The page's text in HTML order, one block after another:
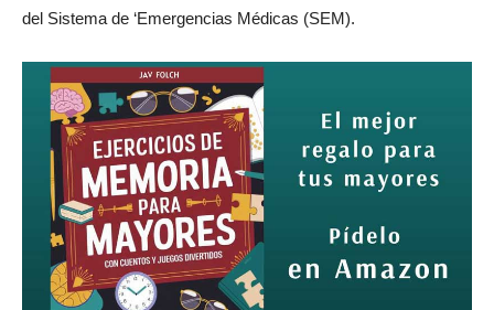
del Sistema de ‘Emergencias Médicas (SEM).